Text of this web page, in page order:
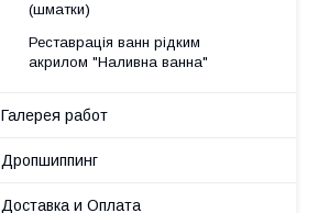
(шматки)
Реставрація ванн рідким
акрилом "Наливна ванна"
Галерея работ
Дропшиппинг
Доставка и Оплата